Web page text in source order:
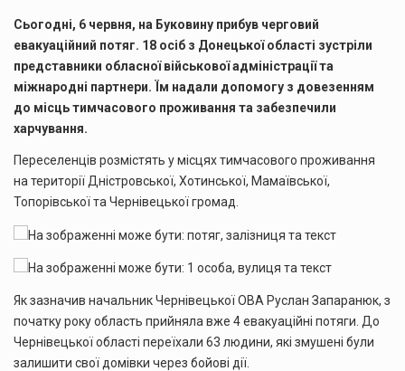
Сьогодні, 6 червня, на Буковину прибув черговий
евакуаційний потяг. 18 осіб з Донецької області зустріли
представники обласної військової адміністрації та
міжнародні партнери. Їм надали допомогу з довезенням
до місць тимчасового проживання та забезпечили
харчування.
Переселенців розмістять у місцях тимчасового проживання
на території Дністровської, Хотинської, Мамаївської,
Топорівської та Чернівецької громад.
Як зазначив начальник Чернівецької ОВА Руслан Запаранюк, з
початку року область прийняла вже 4 евакуаційні потяги. До
Чернівецької області переїхали 63 людини, які змушені були
залишити свої домівки через бойові дії.